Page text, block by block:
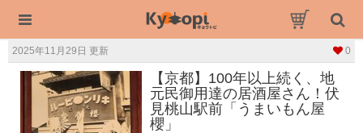
2025年11月29日 更新 0
【京都】100年以上続く、地
元民御用達の居酒屋さん！伏
見桃山駅前「うまいもん屋
櫻」